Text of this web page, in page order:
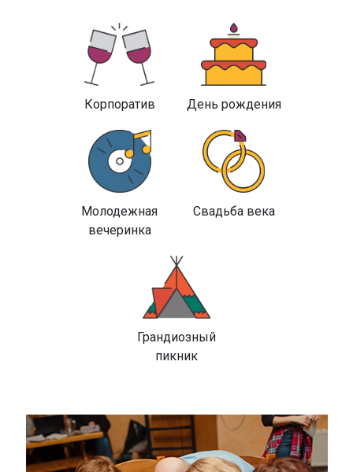
Корпоратив День рождения
Молодежная
вечеринка
Свадьба века
Грандиозный
пикник